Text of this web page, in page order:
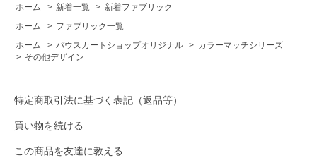
ホーム
> 新着一覧 > 新着ファブリック
ホーム
> ファブリック一覧
ホーム
> パウスカートショップオリジナル > カラーマッチシリーズ
> その他デザイン
特定商取引法に基づく表記（返品等）
買い物を続ける
この商品を友達に教える